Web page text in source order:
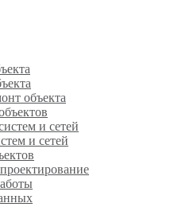
объекта
и сетей
и сетей